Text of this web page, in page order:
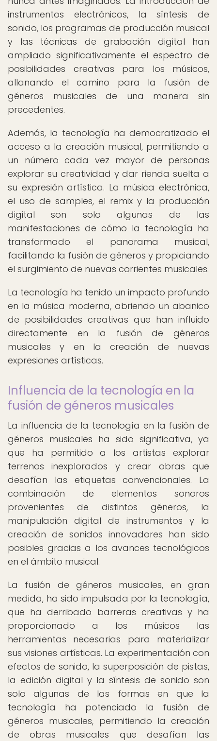
instrumentos electrónicos, la síntesis de
sonido, los programas de producción musical
y las técnicas de grabación digital han
ampliado significativamente el espectro de
posibilidades creativas para los músicos,
allanando el camino para la fusión de
géneros musicales de una manera sin
precedentes.
Además, la tecnología ha democratizado el
acceso a la creación musical, permitiendo a
un número cada vez mayor de personas
explorar su creatividad y dar rienda suelta a
su expresión artística. La música electrónica,
el uso de samples, el remix y la producción
digital son solo algunas de las
manifestaciones de cómo la tecnología ha
transformado el panorama musical,
facilitando la fusión de géneros y propiciando
el surgimiento de nuevas corrientes musicales.
La tecnología ha tenido un impacto profundo
en la música moderna, abriendo un abanico
de posibilidades creativas que han influido
directamente en la fusión de géneros
musicales y en la creación de nuevas
expresiones artísticas.
Influencia de la tecnología en la
fusión de géneros musicales
La influencia de la tecnología en la fusión de
géneros musicales ha sido significativa, ya
que ha permitido a los artistas explorar
terrenos inexplorados y crear obras que
desafían las etiquetas convencionales. La
combinación de elementos sonoros
provenientes de distintos géneros, la
manipulación digital de instrumentos y la
creación de sonidos innovadores han sido
posibles gracias a los avances tecnológicos
en el ámbito musical.
La fusión de géneros musicales, en gran
medida, ha sido impulsada por la tecnología,
que ha derribado barreras creativas y ha
proporcionado a los músicos las
herramientas necesarias para materializar
sus visiones artísticas. La experimentación con
efectos de sonido, la superposición de pistas,
la edición digital y la síntesis de sonido son
solo algunas de las formas en que la
tecnología ha potenciado la fusión de
géneros musicales, permitiendo la creación
de obras musicales que desafían las